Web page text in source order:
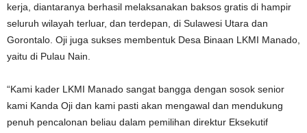
kerja, diantaranya berhasil melaksanakan baksos gratis di hampir
seluruh wilayah terluar, dan terdepan, di Sulawesi Utara dan
Gorontalo. Oji juga sukses membentuk Desa Binaan LKMI Manado,
yaitu di Pulau Nain.
“Kami kader LKMI Manado sangat bangga dengan sosok senior
kami Kanda Oji dan kami pasti akan mengawal dan mendukung
penuh pencalonan beliau dalam pemilihan direktur Eksekutif